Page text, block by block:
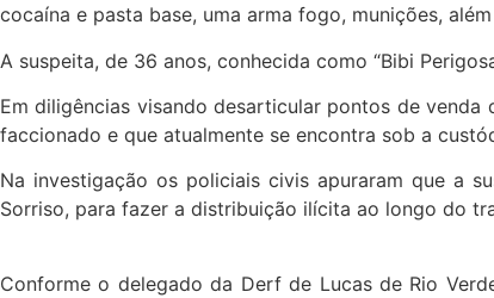
cocaína e pasta base, uma arma fogo, munições,
A suspeita, de 36 anos, conhecida como “Bibi
Em diligências visando desarticular pontos de
faccionado e que atualmente se encontra sob a
Na investigação os policiais civis apuraram que a
Sorriso, para fazer a distribuição ilícita ao longo do
Conforme o delegado da Derf de Lucas de Rio